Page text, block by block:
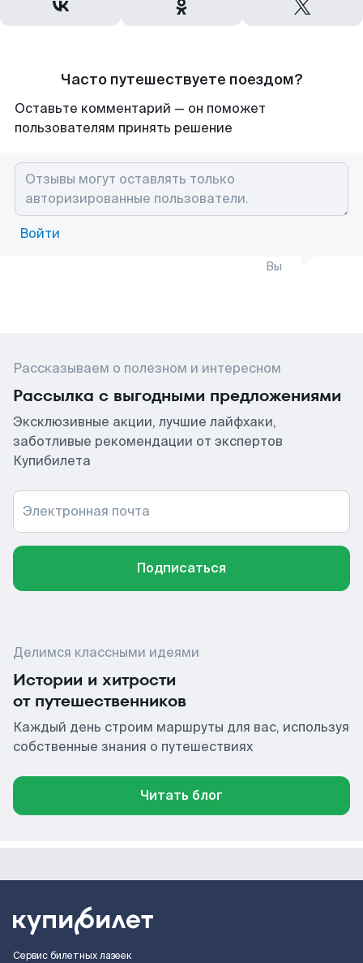
Часто путешествуете поездом?
Оставьте комментарий — он поможет
пользователям принять решение
Войти
Вы
Рассказываем о полезном и интересном
Рассылка с выгодными предложениями
Эксклюзивные акции, лучшие лайфхаки,
заботливые рекомендации от экспертов
Купибилета
Электронная почта
Подписаться
Делимся классными идеями
Истории и хитрости
от путешественников
Каждый день строим маршруты для вас, используя
собственные знания о путешествиях
Читать блог
Сервис билетных лазеек